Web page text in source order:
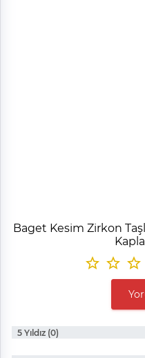
Baget Kesim Zirkon
5 Yıldız (0)